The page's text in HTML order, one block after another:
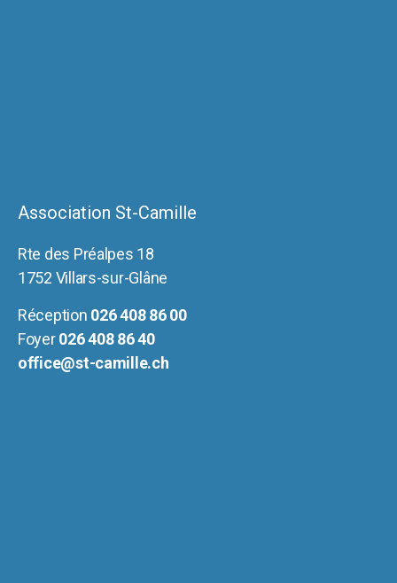
Association St-Camille
Rte des Préalpes 18
1752 Villars-sur-Glâne
Réception 026 408 86 00
Foyer026 408 86 40
office@st-camille.ch